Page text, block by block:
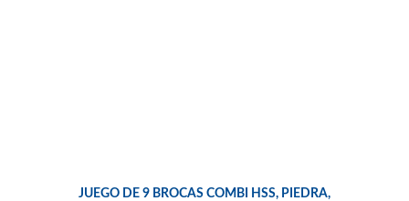
JUEGO DE 9 BROCAS COMBI HSS, PIEDRA,